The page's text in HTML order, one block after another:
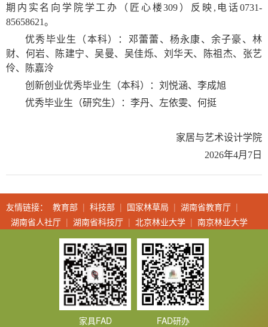
期内实名向学院学工办（匠心楼309）反映,电话0731-
85658621。
优秀毕业生（本科）：邓蕾蕾、杨永康、余子豪、林
财、何岩、陈建宁、吴曼、吴佳烁、刘华天、陈祖杰、张艺
伶、陈嘉泠
创新创业优秀毕业生（本科）：刘悦涵、李成旭
优秀毕业生（研究生）：李丹、左依雯、何挺
家居与艺术设计学院
2026年4月7日
友情链接： 教育部 | 科技部 | 国家林草局 | 湖南省教育厅 |
湖南省人社厅 | 湖南省科技厅 | 北京林业大学 | 南京林业大学
家具FAD FAD研办